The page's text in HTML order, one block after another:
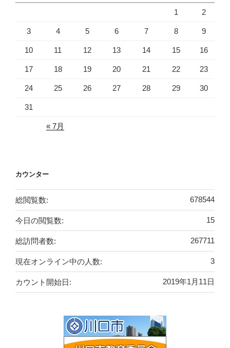
1 2
3 4 5 6 7 8 9
10 11 12 13 14 15 16
17 18 19 20 21 22 23
24 25 26 27 28 29 30
31
« 7月
カウンター
678544
総閲覧数:
15
今日の閲覧数:
267711
総訪問者数:
3
現在オンライン中の人数:
2019年1月11日
カウント開始日: